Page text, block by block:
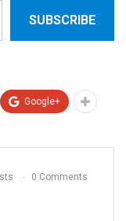
SUBSCRIBE
Google+
0 Comments